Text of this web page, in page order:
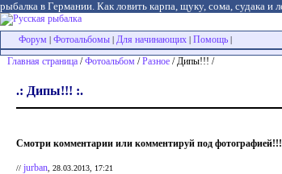
рыбалка в Германии. Как ловить карпа, щуку, сома, судака
Форум
Фотоальбомы Для начинающих Помощь
Главная страница /Фотоальбом /Разное / Дипы!!! /
.: Дипы!!! :.
Смотри комментарии или комментируй под фотографией!!!
// jurban , 28.03.2013, 17:21